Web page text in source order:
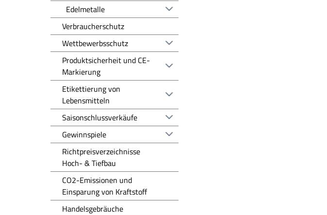
Edelmetalle
Verbraucherschutz
Wettbewerbsschutz
Produktsicherheit und CE-
Markierung
Etikettierung von
Lebensmitteln
Saisonschlussverkäufe
Gewinnspiele
Richtpreisverzeichnisse
Hoch- & Tiefbau
CO2-Emissionen und
Einsparung von Kraftstoff
Handelsgebräuche